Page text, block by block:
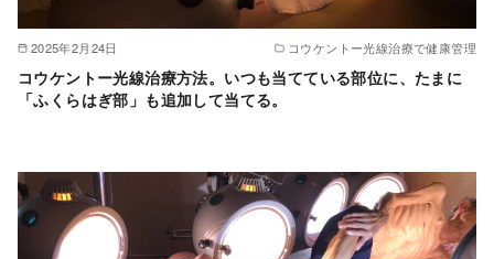
2025年2月24日 コウケントー光線治療で健康管理
コウケントー光線治療方法。いつも当てている部位に、たまに
「ふくらはぎ部」も追加して当てる。